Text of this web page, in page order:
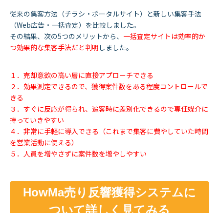
従来の集客方法（チラシ・ポータルサイト）と新しい集客手法
（Web広告・一括査定）を比較しました。
その結果、次の5つのメリットから、 一括査定サイトは効率的か
つ効果的な集客手法だと判明 しました。
１．売却意欲の高い層に直接アプローチできる
２．効果測定できるので、獲得案件数をある程度コントロールで
きる
３．すぐに反応が得られ、追客時に差別化できるので専任媒介に
持っていきやすい
４．非常に手軽に導入できる（これまで集客に費やしていた時間
を営業活動に使える）
５．人員を増やさずに案件数を増やしやすい
HowMa売り反響獲得システムに
ついて詳しく見てみる